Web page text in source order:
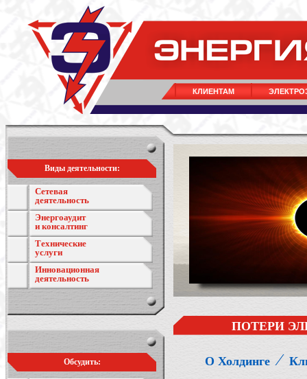
КЛИЕНТАМ
Виды деятельности:
Сетевая
деятельность
Энергоаудит
и консалтинг
Технические
услуги
Инновационная
деятельность
Обсудить:
ПОТЕРИ
О Холдинге ⁄